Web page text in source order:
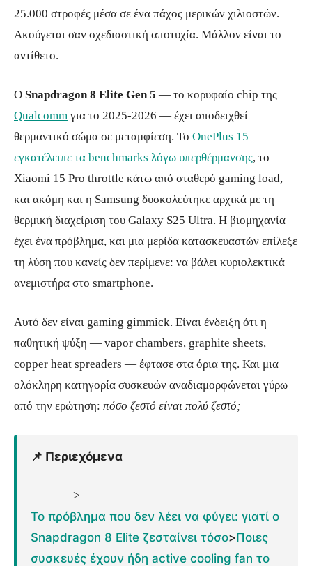
25.000 στροφές μέσα σε ένα πάχος μερικών χιλιοστών.
Ακούγεται σαν σχεδιαστική αποτυχία. Μάλλον είναι το
αντίθετο.
Ο Snapdragon 8 Elite Gen 5 — το κορυφαίο chip της
Qualcomm για το 2025-2026 — έχει αποδειχθεί
θερμαντικό σώμα σε μεταμφίεση. Το OnePlus 15
εγκατέλειπε τα benchmarks λόγω υπερθέρμανσης, το
Xiaomi 15 Pro throttle κάτω από σταθερό gaming load,
και ακόμη και η Samsung δυσκολεύτηκε αρχικά με τη
θερμική διαχείριση του Galaxy S25 Ultra. Η βιομηχανία
έχει ένα πρόβλημα, και μια μερίδα κατασκευαστών επίλεξε
τη λύση που κανείς δεν περίμενε: να βάλει κυριολεκτικά
ανεμιστήρα στο smartphone.
Αυτό δεν είναι gaming gimmick. Είναι ένδειξη ότι η
παθητική ψύξη — vapor chambers, graphite sheets,
copper heat spreaders — έφτασε στα όρια της. Και μια
ολόκληρη κατηγορία συσκευών αναδιαμορφώνεται γύρω
από την ερώτηση: πόσο ζεστό είναι πολύ ζεστό;
📌 Περιεχόμενα
>
Το πρόβλημα που δεν λέει να φύγει: γιατί ο
Snapdragon 8 Elite ζεσταίνει τόσο>Ποιες
συσκευές έχουν ήδη active cooling fan το